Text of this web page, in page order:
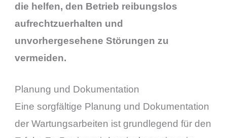
die helfen, den Betrieb reibungslos
aufrechtzuerhalten und
unvorhergesehene Störungen zu
vermeiden.
Planung und Dokumentation
Eine sorgfältige Planung und Dokumentation
der Wartungsarbeiten ist grundlegend für den